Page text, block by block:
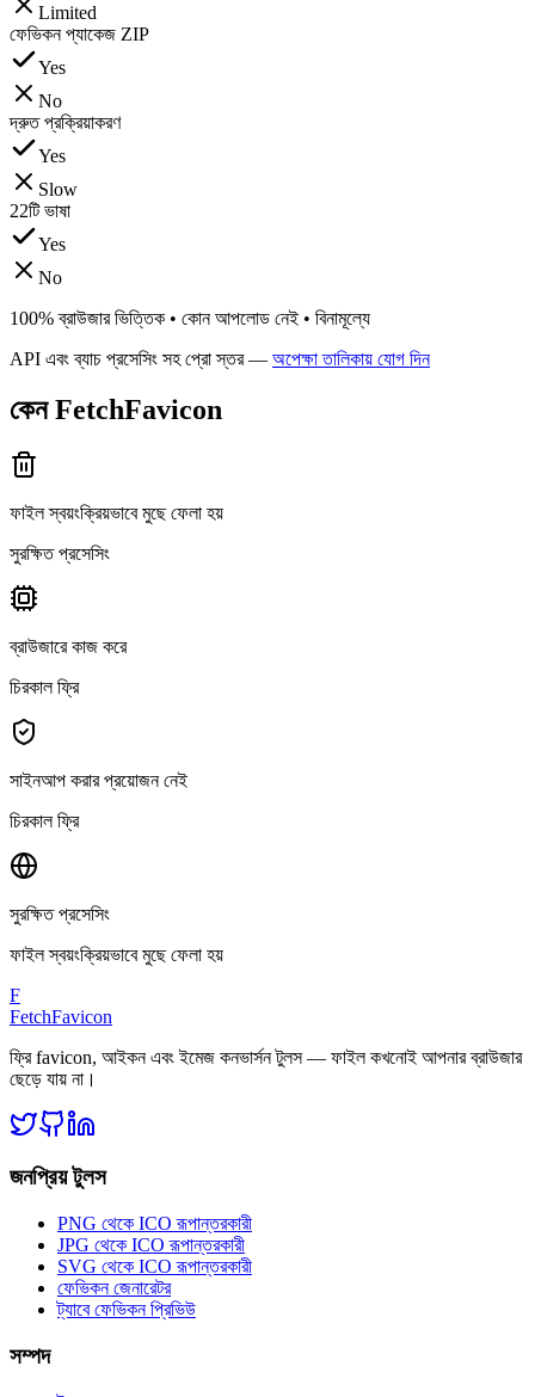
Limited
ফেভিকন প্যাকেজ ZIP
Yes
No
দ্রুত প্রক্রিয়াকরণ
Yes
Slow
22টি ভাষা
Yes
No
100% ব্রাউজার ভিত্তিক • কোন আপলোড নেই • বিনামূল্যে
API এবং ব্যাচ প্রসেসিং সহ প্রো স্তর — অপেক্ষা তালিকায় যোগ দিন
কেন FetchFavicon
ফাইল স্বয়ংক্রিয়ভাবে মুছে ফেলা হয়
সুরক্ষিত প্রসেসিং
ব্রাউজারে কাজ করে
চিরকাল ফ্রি
সাইনআপ করার প্রয়োজন নেই
চিরকাল ফ্রি
সুরক্ষিত প্রসেসিং
ফাইল স্বয়ংক্রিয়ভাবে মুছে ফেলা হয়
F
FetchFavicon
ফ্রি favicon, আইকন এবং ইমেজ কনভার্সন টুলস — ফাইল কখনোই আপনার ব্রাউজার
ছেড়ে যায় না।
জনপ্রিয় টুলস
PNG থেকে ICO রূপান্তরকারী
JPG থেকে ICO রূপান্তরকারী
SVG থেকে ICO রূপান্তরকারী
ফেভিকন জেনারেটর
ট্যাবে ফেভিকন প্রিভিউ
সম্পদ